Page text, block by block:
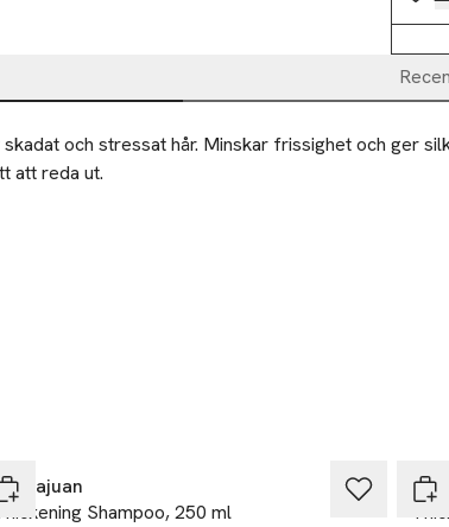
och stressat hår. Minskar frissighet och ger
att reda ut.
Shampoo, 250 ml